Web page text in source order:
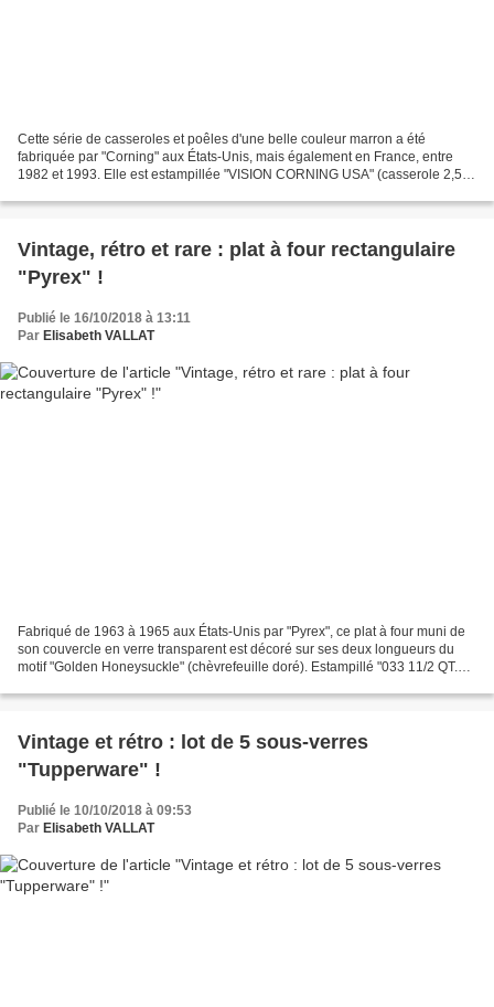
Cette série de casseroles et poêles d'une belle couleur marron a été
fabriquée par "Corning" aux États-Unis, mais également en France, entre
1982 et 1993. Elle est estampillée "VISION CORNING USA" (casserole 2,5 l -
Vintage, rétro et rare : plat à four rectangulaire
"Pyrex" !
Publié le 16/10/2018 à 13:11
Par Elisabeth VALLAT
Fabriqué de 1963 à 1965 aux États-Unis par "Pyrex", ce plat à four muni de
son couvercle en verre transparent est décoré sur ses deux longueurs du
motif "Golden Honeysuckle" (chèvrefeuille doré). Estampillé "033 11/2 QT.
Vintage et rétro : lot de 5 sous-verres
"Tupperware" !
Publié le 10/10/2018 à 09:53
Par Elisabeth VALLAT